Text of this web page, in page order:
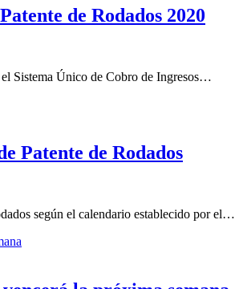
de Rodados 2020
Sistema Único de Cobro de Ingresos…
Patente de Rodados
según el calendario establecido por el…